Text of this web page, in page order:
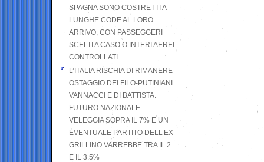
SPAGNA SONO COSTRETTI A
LUNGHE CODE AL LORO
ARRIVO, CON PASSEGGERI
SCELTI A CASO O INTERI AEREI
CONTROLLATI
L’ITALIA RISCHIA DI RIMANERE
OSTAGGIO DEI FILO-PUTINIANI
VANNACCI E DI BATTISTA.
FUTURO NAZIONALE
VELEGGIA SOPRA IL 7% E UN
EVENTUALE PARTITO DELL’EX
GRILLINO VARREBBE TRA IL 2
E IL 3.5%